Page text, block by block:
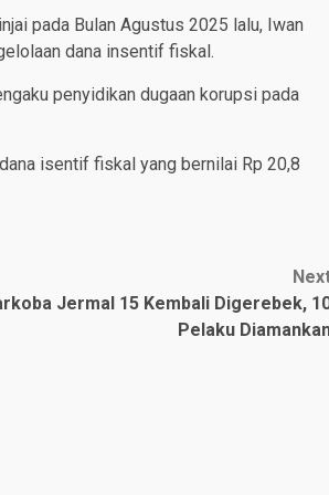
pada Bulan Agustus 2025 lalu, Iwan
dana insentif fiskal.
penyidikan dugaan korupsi pada
isentif fiskal yang bernilai Rp 20,8
Jermal 15 Kembali Digerebek,
Pelaku